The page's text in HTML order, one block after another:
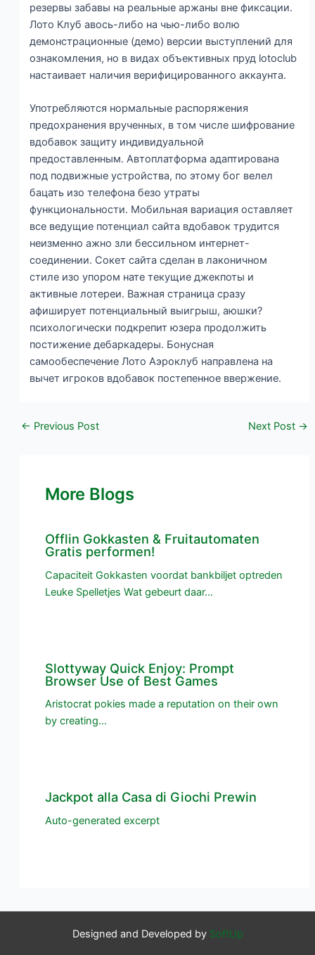
резервы забавы на реальные аржаны вне фиксации.
Лото Клуб авось-либо на чью-либо волю
демонстрационные (демо) версии выступлений для
ознакомления, но в видах объективных пруд lotoclub
настаивает наличия верифицированного аккаунта.
Употребляются нормальные распоряжения
предохранения врученных, в том числе шифрование
вдобавок защиту индивидуальной
предоставленным. Автоплатформа адаптирована
под подвижные устройства, по этому бог велел
бацать изо телефона безо утраты
функциональности. Мобильная вариация оставляет
все ведущие потенциал сайта вдобавок трудится
неизменно ажно зли бессильном интернет-
соединении. Сокет сайта сделан в лаконичном
стиле изо упором нате текущие джекпоты и
активные лотереи. Важная страница сразу
афиширует потенциальный выигрыш, аюшки?
психологически подкрепит юзера продолжить
постижение дебаркадеры. Бонусная
самообеспечение Лото Аэроклуб направлена на
вычет игроков вдобавок постепенное ввержение.
← Previous Post Next Post →
More Blogs
Offlin Gokkasten & Fruitautomaten
Gratis performen!
Capaciteit Gokkasten voordat bankbiljet optreden
Leuke Spelletjes Wat gebeurt daar…
Slottyway Quick Enjoy: Prompt
Browser Use of Best Games
Aristocrat pokies made a reputation on their own
by creating…
Jackpot alla Casa di Giochi Prewin
Auto-generated excerpt
Designed and Developed by SoftUp